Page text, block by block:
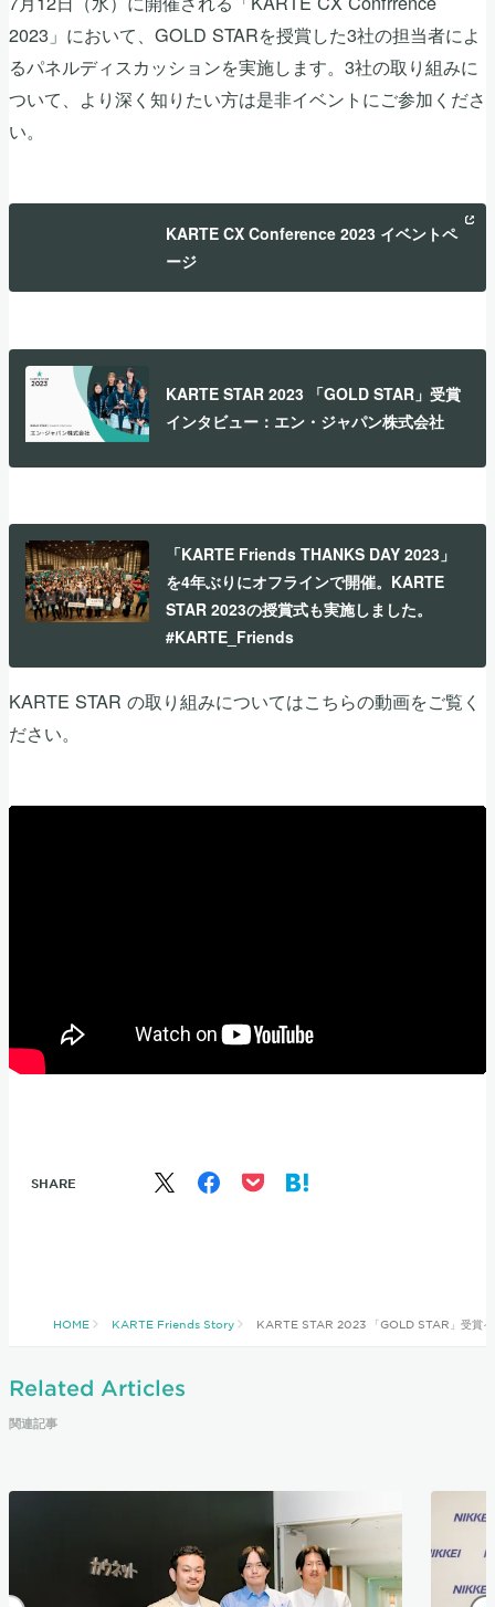
2023」において、GOLD STARを授賞した3社の担当者によ
るパネルディスカッションを実施します。3社の取り組みに
ついて、より深く知りたい方は是非イベントにご参加くださ
い。
KARTE CX Conference 2023 イベントペ
ージ
KARTE STAR 2023 「GOLD STAR」受賞
インタビュー：エン・ジャパン株式会社
「KARTE Friends THANKS DAY 2023」
を4年ぶりにオフラインで開催。KARTE
STAR 2023の授賞式も実施しました。
#KARTE_Friends
KARTE STAR の取り組みについてはこちらの動画をご覧く
ださい。
SHARE
HOME KARTE Friends Story KARTE STAR 2023 「GOLD STAR」受賞イ
Related Articles
関連記事